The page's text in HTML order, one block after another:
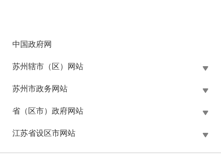
中国政府网
苏州辖市（区）网站
苏州市政务网站
省（区市）政府网站
江苏省设区市网站